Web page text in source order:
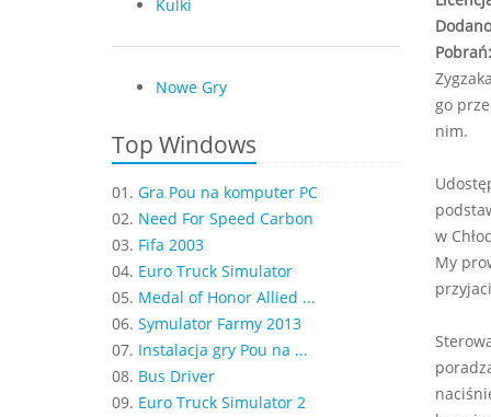
Kulki
Nowe Gry
Top Windows
01. Gra Pou na komputer PC
02. Need For Speed Carbon
03. Fifa 2003
04. Euro Truck Simulator
05. Medal of Honor Allied ...
06. Symulator Farmy 2013
07. Instalacja gry Pou na ...
08. Bus Driver
09. Euro Truck Simulator 2
Pobrań:
go
nim.
w
My